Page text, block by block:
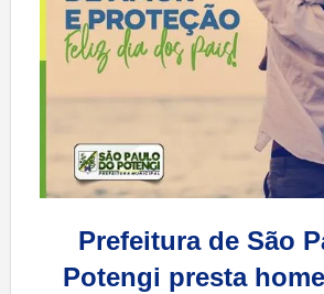
Prefeitura de São
Potengi presta